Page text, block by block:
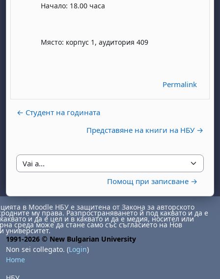
Начало: 18.00 часа
Място: корпус 1, аудитория 409
Permalink
← Студент на годината
Представяне на книги на НБУ →
Vai a...
Помощ при записване →
в Moodle НБУ е защитена от Закона за авторското
му права. Разпространяването й под каквато и да е
и да е цел и в каквато и да е медия, носител или
среда може да стане само със съгласието на Нов
университет.
1991-2026 © New Bulgarian University
Non sei collegato. (Login)
Home